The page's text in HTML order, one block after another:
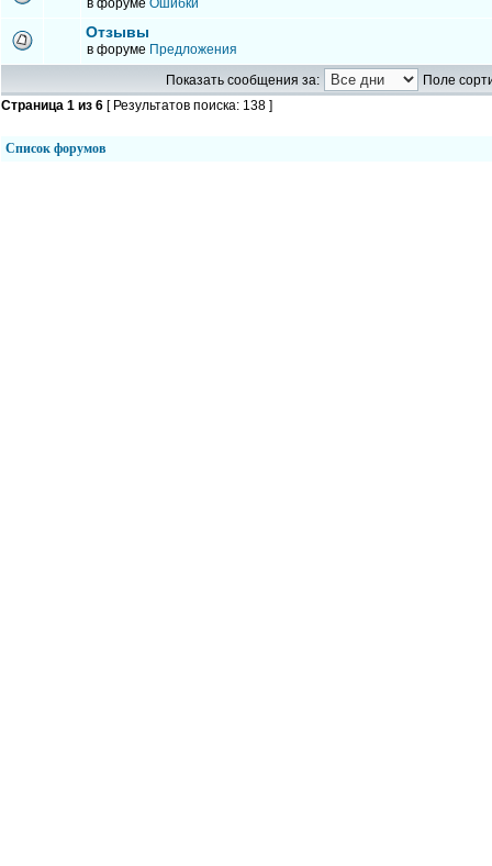
в форуме Ошибки
Отзывы
в форуме Предложения
Показать сообщения за:
Поле
Страница 1 из 6 [ Результатов поиска: 138 ]
Список форумов